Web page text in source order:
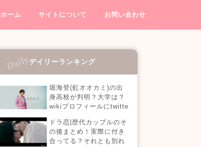
ホーム サイトについて お問い合わせ
デイリーランキング
堀海登(虹オオカミ)の出
身高校が判明？大学は？
wikiプロフィールにtwitte
オカミには騙されない】
ドラ恋|歴代カップルのそ
の後まとめ！実際に付き
合ってる？それとも別れ